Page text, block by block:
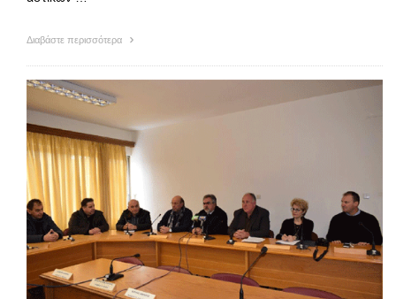
Διαβάστε περισσότερα